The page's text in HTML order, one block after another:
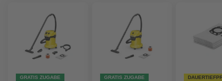
GRATIS ZUGABE GRATIS ZUGABE